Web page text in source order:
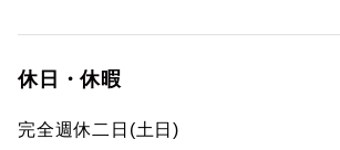
休日・休暇
完全週休二日(土日)